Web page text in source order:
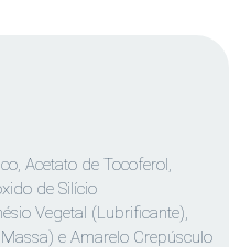
Acetato de Tocoferol,
de Silício
Vegetal (Lubrificante),
e Amarelo Crepúsculo